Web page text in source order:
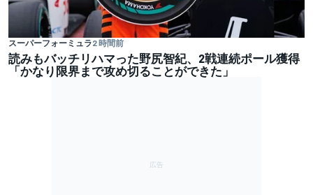
スーパーフォーミュラ2 時間前
読みもバッチリハマった野尻智紀、2戦連続ポール獲得
「かなり限界まで攻め切ることができた」